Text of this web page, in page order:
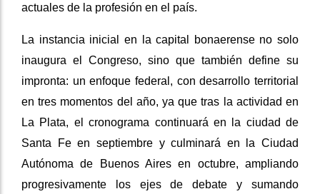
actuales de la profesión en el país.
La instancia inicial en la capital bonaerense no solo
inaugura el Congreso, sino que también define su
impronta: un enfoque federal, con desarrollo territorial
en tres momentos del año, ya que tras la actividad en
La Plata, el cronograma continuará en la ciudad de
Santa Fe en septiembre y culminará en la Ciudad
Autónoma de Buenos Aires en octubre, ampliando
progresivamente los ejes de debate y sumando